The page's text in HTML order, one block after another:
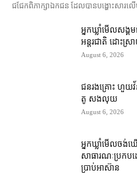
ជជែក​ពិភាក្សា​ឯកជន ដែល​បាន​បង្ហោះ​សា​រ
អ្នកឃ្លាំមើល​សង្គម​
អន្តរជាតិ ដោះស្រ
August 6, 2026
ជនរងគ្រោះ ហួយវ័
តូ សង​លុយ
August 6, 2026
អ្នកឃ្លាំមើល​ចង់​
សាធារណៈ​ប្រកបដ
ប្រាប់​អាស៊ាន